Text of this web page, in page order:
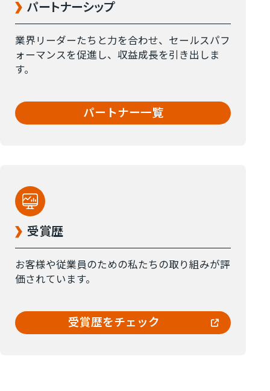
パートナーシップ
業界リーダーたちと力を合わせ、セールスパフ
ォーマンスを促進し、収益成長を引き出しま
す。
パートナー一覧
受賞歴
お客様や従業員のための私たちの取り組みが評
価されています。
受賞歴をチェック